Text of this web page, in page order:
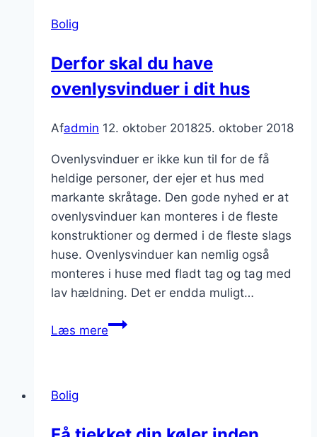
Bolig
Derfor skal du have
ovenlysvinduer i dit hus
Afadmin 12. oktober 201825. oktober 2018
Ovenlysvinduer er ikke kun til for de få
heldige personer, der ejer et hus med
markante skråtage. Den gode nyhed er at
ovenlysvinduer kan monteres i de fleste
konstruktioner og dermed i de fleste slags
huse. Ovenlysvinduer kan nemlig også
monteres i huse med fladt tag og tag med
lav hældning. Det er endda muligt…
Læs mereDerfor
Bolig